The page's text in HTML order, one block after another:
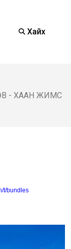
Хайх
- ХААН ЖИМС
t/bundles